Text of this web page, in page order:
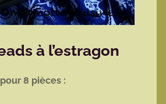
à l’estragon
8 pièces :